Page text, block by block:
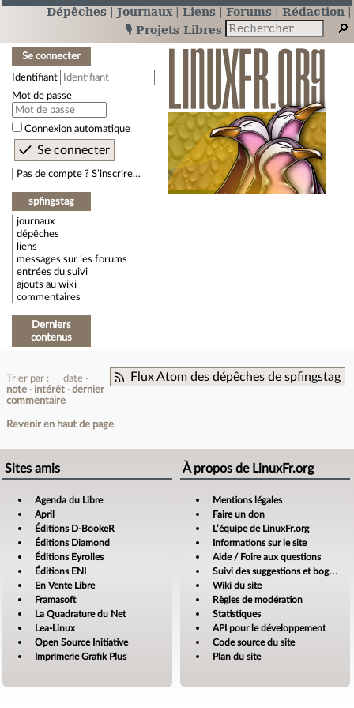
Dépêches Journaux Liens Forums
Rédaction
🎙️ Projets Libres
Se connecter
Identifiant
Mot de passe
Connexion automatique
Pas de compte ? S’inscrire…
spfingstag
journaux
dépêches
liens
messages sur les forums
entrées du suivi
ajouts au wiki
commentaires
Derniers
contenus
Flux Atom des dépêches de spfingstag
Trier par :
date
note
intérêt
dernier
commentaire
Revenir en haut de page
Sites amis
Agenda du Libre
April
Éditions D-BookeR
Éditions Diamond
Éditions Eyrolles
Éditions ENI
En Vente Libre
Framasoft
La Quadrature du Net
Lea-Linux
Open Source Initiative
Imprimerie Grafik Plus
À propos de LinuxFr.org
Mentions légales
Faire un don
L’équipe de LinuxFr.org
Informations sur le site
Aide / Foire aux questions
Suivi des suggestions et bogues
Wiki du site
Règles de modération
Statistiques
API pour le développement
Code source du site
Plan du site